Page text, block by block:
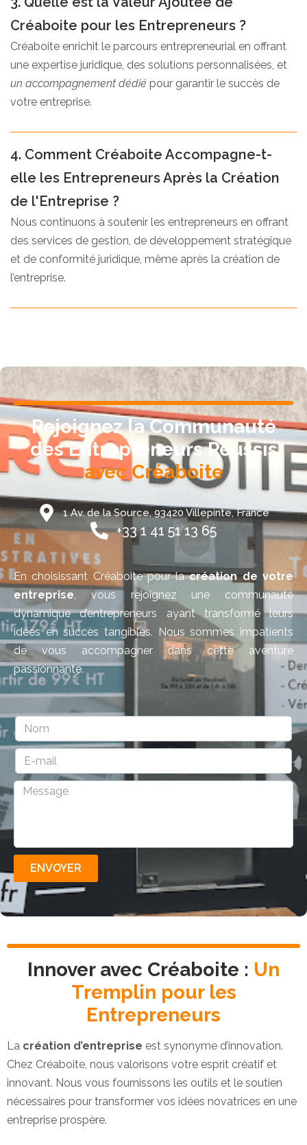
Créaboite pour les Entrepreneurs ?
Créaboite enrichit le parcours entrepreneurial en offrant
une expertise juridique, des solutions personnalisées, et
un accompagnement dédié pour garantir le succès de
votre entreprise.
4. Comment Créaboite Accompagne-t-
elle les Entrepreneurs Après la Création
de l'Entreprise ?
Nous continuons à soutenir les entrepreneurs en offrant
des services de gestion, de développement stratégique
et de conformité juridique, même après la création de
l’entreprise.
Rejoignez la Communauté
des Entrepreneurs Réussis
avec Créaboite
1 Av. de la Source, 93420 Villepinte, France
+33 1 41 51 13 65
En choisissant Créaboite pour lacréation de votre
entreprise, vous rejoignez une communauté
dynamique d’entrepreneurs ayant transformé leurs
idées en succès tangibles. Nous sommes impatients
de vous accompagner dans cette aventure
passionnante.
ENVOYER
Innover avec Créaboite : Un
Tremplin pour les
Entrepreneurs
La création d’entreprise est synonyme d’innovation.
Chez Créaboite, nous valorisons votre esprit créatif et
innovant. Nous vous fournissons les outils et le soutien
nécessaires pour transformer vos idées novatrices en une
entreprise prospère.